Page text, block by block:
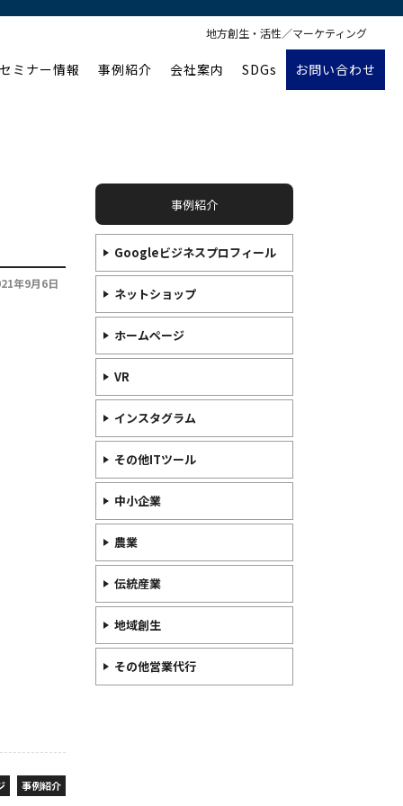
地方創生・活性／マーケティング
ミナー情報 事例紹介 会社案内 SDGs お問い合わせ
年9月6日
事例紹介
事例紹介
Googleビジネスプロフィール
ネットショップ
ホームページ
VR
インスタグラム
その他ITツール
中小企業
農業
伝統産業
地域創生
その他営業代行